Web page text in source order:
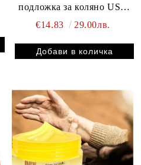
подложка за коляно USB
нагрята опора за коляно
€14.83 29.00лв.